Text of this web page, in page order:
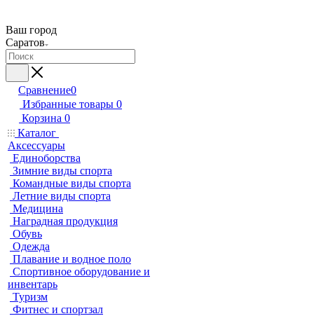
Ваш город
Саратов
Сравнение0
Избранные товары 0
Корзина 0
Каталог
Аксессуары
Единоборства
Зимние виды спорта
Командные виды спорта
Летние виды спорта
Медицина
Наградная продукция
Обувь
Одежда
Плавание и водное поло
Спортивное оборудование и
инвентарь
Туризм
Фитнес и спортзал